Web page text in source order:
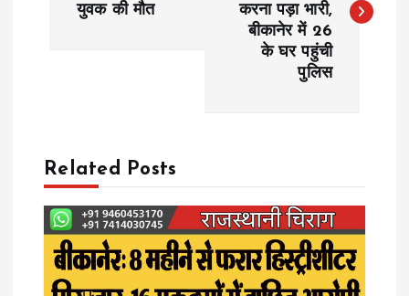
a
v
युवक की मौत
करना पड़ा भारी,
बीकानेर में 26
के घर पहुंची
पुलिस
Related Posts